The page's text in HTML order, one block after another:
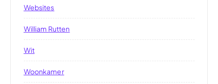
Websites
William Rutten
Wit
Woonkamer